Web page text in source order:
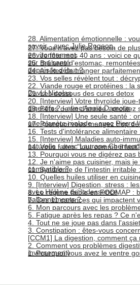
28. Alimentation émotionnelle :
savoir - avec Julie Rogeon.
27. Vous n'avez pas besoin de
environnement
26. Je fête mes 40 ans : voici ce
sur ma santé
25. Brûlures d'estomac,
depuis le début ?
24. Arrêtez de manger
23. Vos selles révèlent tout :
22. Viande rouge et protéines : la
David Nicolas
21. Les dessous des cures detox
20. [Interview] Votre thyroïde
digestifs ? - avec Anaïs Damour
19. Fêtes de fin d'année : profitez
18. [Interview] Une seule santé :
une planète malade - avec Pierre
17. Pourquoi vous mangez trop
16. Tests d'intolérance
15. [Interview] Maladies auto-
naturelle - avec Laurane
14. Vous faites "tout comme il
13. Pourquoi vous ne digérez pas
12. Je n'aime pas cuisiner, mais
compatible ?
11. Syndrome de l'intestin
10. Quelles huiles utiliser en
9. [Interview] Digestion, stress :
avec Hélène de Iodessence
8. Le régime faible en FODMAP :
ballonnements ?
7. Ces 11 carences qui impactent
6. Mon parcours avec les
5. Fatigue après les repas ? Ce
4. Tout ne se joue pas dans
3. Constipation : êtes-vous
[CCM1] La digestion, comment ça
2. Comment vos problèmes
inversement)
1. Pourquoi vous avez le ventre